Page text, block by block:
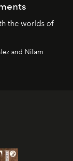
the worlds of
and Nilam